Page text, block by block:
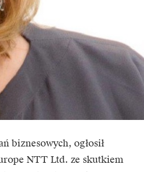
biznesowych, ogłosił
NTT Ltd. ze skutkiem